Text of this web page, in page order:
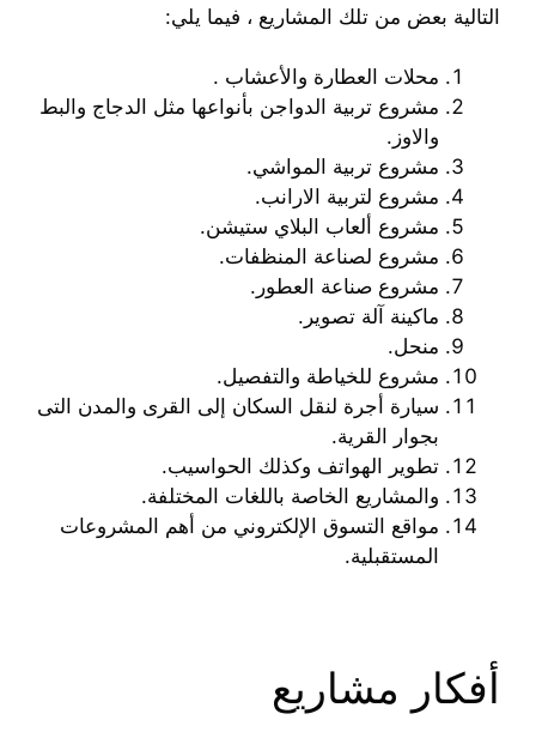
التالية بعض من تلك المشاريع ، فيما يلي:
محلات العطارة والأعشاب .
مشروع تربية الدواجن بأنواعها مثل الدجاج والبط
والاوز.
مشروع تربية المواشي.
مشروع لتربية الارانب.
مشروع ألعاب البلاي ستيشن.
مشروع لصناعة المنظفات.
مشروع صناعة العطور.
ماكينة آلة تصوير.
منحل.
مشروع للخياطة والتفصيل.
سيارة أجرة لنقل السكان إلى القرى والمدن التى
بجوار القرية.
تطوير الهواتف وكذلك الحواسيب.
والمشاريع الخاصة باللغات المختلفة.
مواقع التسوق الإلكتروني من أهم المشروعات
المستقبلية.
أفكار مشاريع